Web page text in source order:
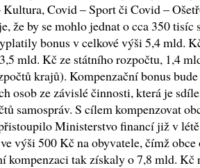
Kultura, Covid – Sport či Covid –
že by se mohlo jednat o cca 350
bonus v celkové výši 5,4 mld.
mld. Kč ze státního rozpočtu, 1,4
krajů). Kompenzační bonus
osob ze závislé činnosti, která je
samospráv. S cílem kompenzovat
Ministerstvo financí již v
výši 500 Kč na obyvatele, čímž
kompenzaci tak získaly o 7,8 mld. Kč